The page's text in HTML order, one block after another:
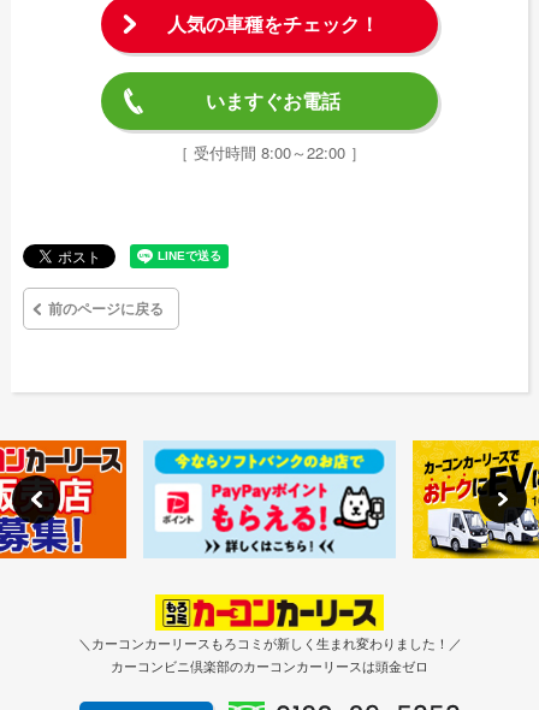
人気の車種をチェック！
いますぐお電話
［ 受付時間 8:00～22:00 ］
前のページに戻る
＼カーコンカーリースもろコミが新しく生まれ変わりました！／
カーコンビニ倶楽部のカーコンカーリースは頭金ゼロ